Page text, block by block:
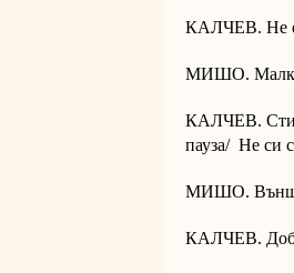
КАЛЧЕВ. Не
МИШО.
КАЛЧЕВ.
пауза/ Не си
МИШО.
КАЛЧЕВ.